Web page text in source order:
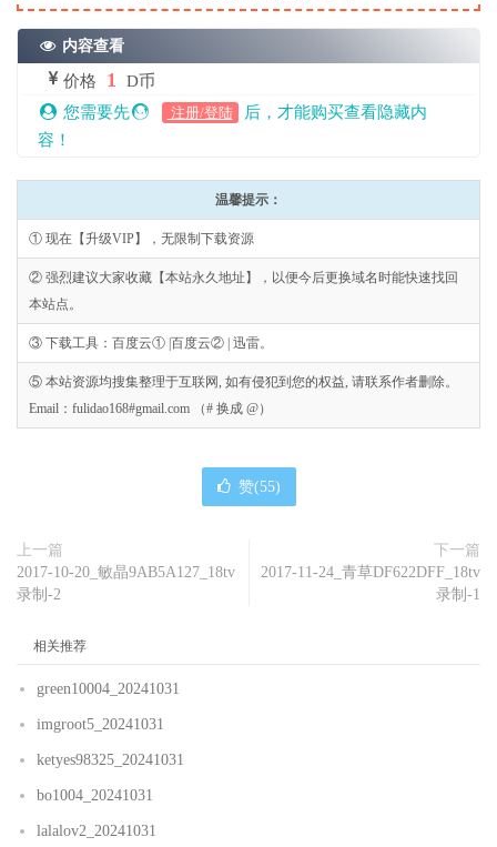
内容查看
价格 1
D币
您需要先
注册/登陆
后，才能购买查看隐藏内
容！
温馨提示：
① 现在【升级VIP】，无限制下载资源
② 强烈建议大家收藏【本站永久地址】，以便今后更换域名时能快速找回
本站点。
③ 下载工具：百度云① |百度云② | 迅雷。
⑤ 本站资源均搜集整理于互联网, 如有侵犯到您的权益, 请联系作者删除。
Email：fulidao168#gmail.com （# 换成 @）
赞(55)
上一篇
2017-10-20_敏晶9AB5A127_18tv
录制-2
下一篇
2017-11-24_青草DF622DFF_18tv
录制-1
相关推荐
green10004_20241031
imgroot5_20241031
ketyes98325_20241031
bo1004_20241031
lalalov2_20241031